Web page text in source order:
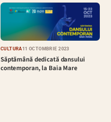
CULTURĂ11 OCTOMBRIE 2023
Săptămână dedicată dansului
contemporan, la Baia Mare